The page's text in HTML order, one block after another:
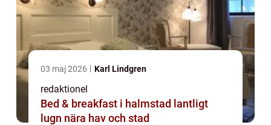
03 maj 2026 Karl Lindgren
redaktionel
Bed & breakfast i halmstad lantligt
lugn nära hav och stad